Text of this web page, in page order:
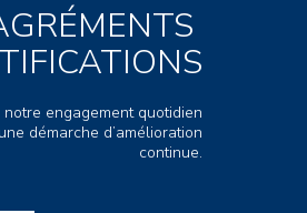
engagement quotidien
démarche d’amélioration
continue.